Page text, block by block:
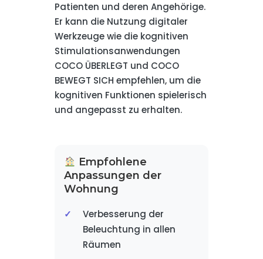
Patienten und deren Angehörige.
Er kann die Nutzung digitaler
Werkzeuge wie die kognitiven
Stimulationsanwendungen
COCO ÜBERLEGT und COCO
BEWEGT SICH empfehlen, um die
kognitiven Funktionen spielerisch
und angepasst zu erhalten.
Empfohlene
Anpassungen der
Wohnung
Verbesserung der
Beleuchtung in allen
Räumen